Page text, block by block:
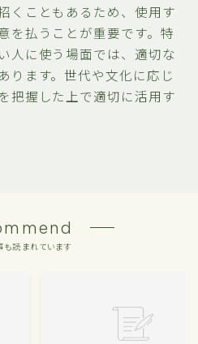
くこともあるため、使用す
を払うことが重要です。特
人に使う場面では、適切な
ります。世代や文化に応じ
把握した上で適切に活用す
も読まれています